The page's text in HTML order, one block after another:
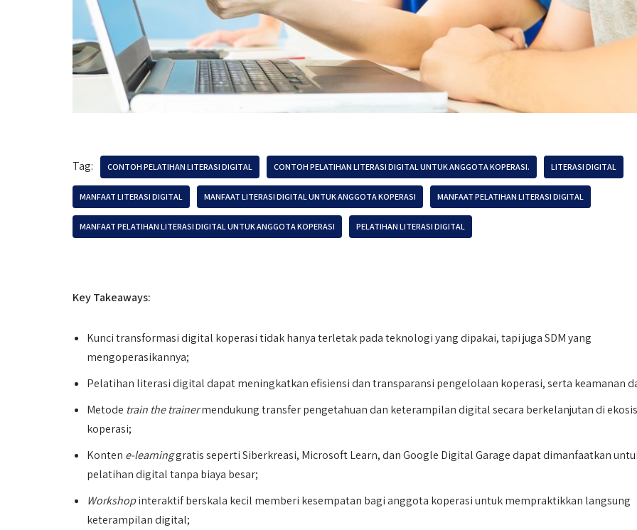
Tag: CONTOH PELATIHAN LITERASI DIGITAL CONTOH PELATIHAN LITERASI DIGITAL UNTUK ANGGOTA KOPERASI. LITERASI DIGITAL
MANFAAT LITERASI DIGITAL MANFAAT LITERASI DIGITAL UNTUK ANGGOTA KOPERASI MANFAAT PELATIHAN LITERASI DIGITAL
MANFAAT PELATIHAN LITERASI DIGITAL UNTUK ANGGOTA KOPERASI PELATIHAN LITERASI DIGITAL
Key Takeaways:
Kunci transformasi digital koperasi tidak hanya terletak pada teknologi yang dipakai, tapi juga SDM yang
mengoperasikannya;
Pelatihan literasi digital dapat meningkatkan efisiensi dan transparansi pengelolaan koperasi, serta keamanan
Metode train the trainermendukung transfer pengetahuan dan keterampilan digital secara berkelanjutan di
koperasi;
Konten e-learninggratis seperti Siberkreasi, Microsoft Learn, dan Google Digital Garage dapat dimanfaatkan
pelatihan digital tanpa biaya besar;
Workshopinteraktif berskala kecil memberi kesempatan bagi anggota koperasi untuk mempraktikkan langsung
keterampilan digital;